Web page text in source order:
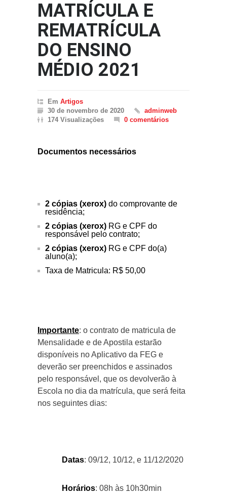
MATRÍCULA E
REMATRÍCULA
DO ENSINO
MÉDIO 2021
Em Artigos
30 de novembro de 2020
adminweb
174 Visualizações
0 comentários
Documentos necessários
2 cópias (xerox) do comprovante de
residência;
2 cópias (xerox) RG e CPF do
responsável pelo contrato;
2 cópias (xerox) RG e CPF do(a)
aluno(a);
Taxa de Matricula: R$ 50,00
Importante: o contrato de matricula de
Mensalidade e de Apostila estarão
disponíveis no Aplicativo da FEG e
deverão ser preenchidos e assinados
pelo responsável, que os devolverão à
Escola no dia da matrícula, que será feita
nos seguintes dias:
Datas: 09/12, 10/12, e 11/12/2020
Horários: 08h às 10h30min